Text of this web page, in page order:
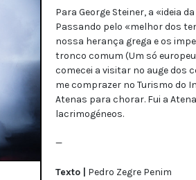
Para George Steiner, a «ideia
Passando pelo «melhor dos
nossa herança grega e os
tronco comum (Um só
comecei a visitar no auge dos
me comprazer no Turismo do
Atenas para chorar. Fui a
lacrimogéneos.
—
Texto |
Pedro Zegre Penim